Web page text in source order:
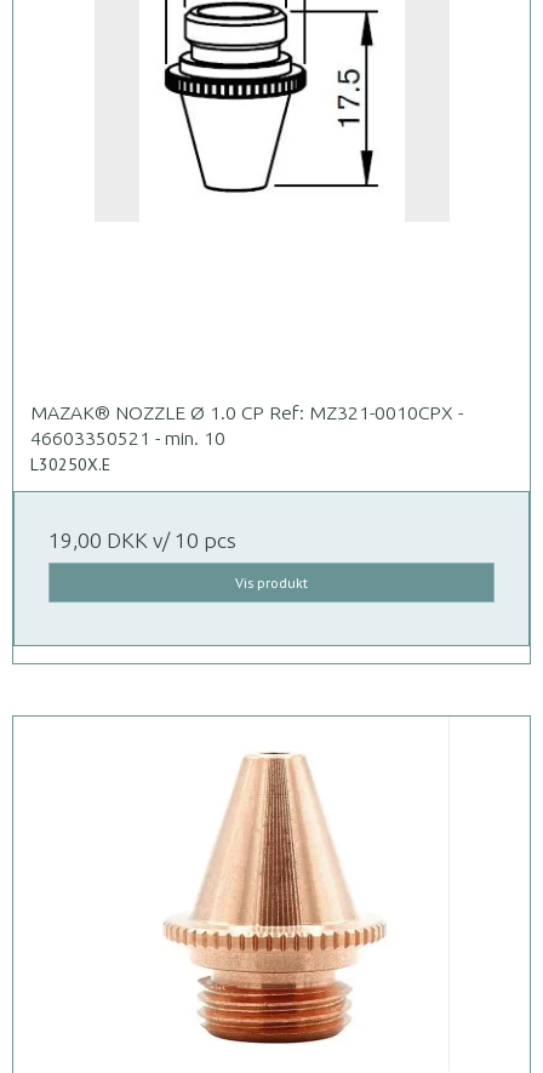
MAZAK® NOZZLE Ø 1.0 CP Ref: MZ321-0010CPX -
46603350521 - min. 10
L30250X.E
19,00 DKK v/ 10 pcs
Vis produkt